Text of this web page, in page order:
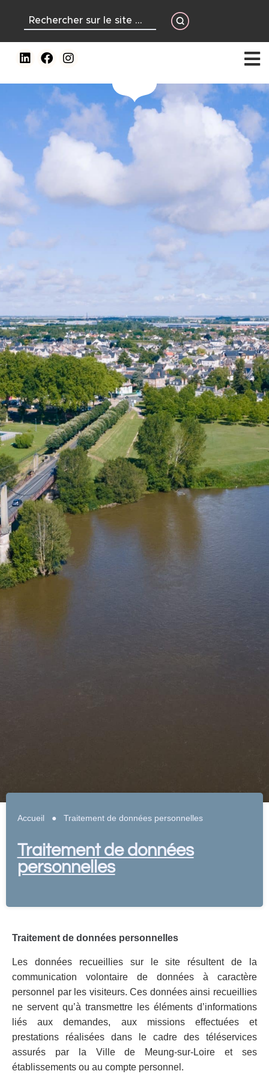
principal
Accueil ● Traitement de données personnelles
Traitement de données
personnelles
Traitement de données personnelles
Les données recueillies sur le site résultent de la
communication volontaire de données à caractère
personnel par les visiteurs. Ces données ainsi recueillies
ne servent qu’à transmettre les éléments d’informations
liés aux demandes, aux missions effectuées et
prestations réalisées dans le cadre des téléservices
assurés par la Ville de Meung-sur-Loire et ses
établissements ou au compte personnel.